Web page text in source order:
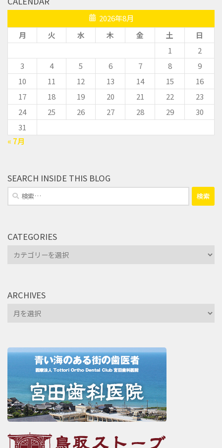
2026年8月
月
火 水 木 金 土
日
1
2
3
4 5 6 7 8
9
10
11 12 13 14 15
16
17
18 19 20 21 22
23
24
25 26 27 28 29
30
31
« 7月
SEARCH INSIDE THIS BLOG
検
索:
CATEGORIES
Categories
ARCHIVES
Archives